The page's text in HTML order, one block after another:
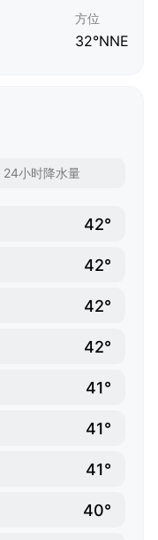
方位
32°NNE
24小时降水量
42°
42°
42°
42°
41°
41°
41°
40°